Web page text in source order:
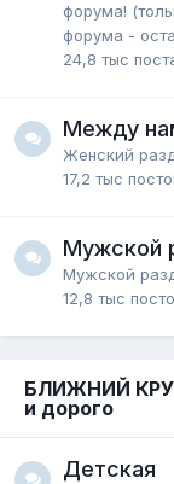
форума!
форума -
24,8 тыс
Между
Женский
17,2 тыс
Мужской
Мужской
12,8 тыс
БЛИЖНИЙ
и дорого
Детская